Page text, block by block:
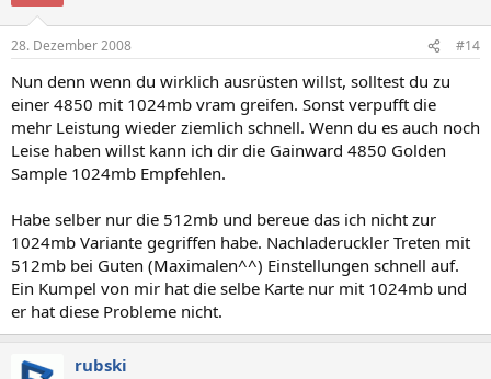
28. Dezember 2008 #14
Nun denn wenn du wirklich ausrüsten willst, solltest du zu
einer 4850 mit 1024mb vram greifen. Sonst verpufft die
mehr Leistung wieder ziemlich schnell. Wenn du es auch noch
Leise haben willst kann ich dir die Gainward 4850 Golden
Sample 1024mb Empfehlen.
Habe selber nur die 512mb und bereue das ich nicht zur
1024mb Variante gegriffen habe. Nachladeruckler Treten mit
512mb bei Guten (Maximalen^^) Einstellungen schnell auf.
Ein Kumpel von mir hat die selbe Karte nur mit 1024mb und
er hat diese Probleme nicht.
rubski